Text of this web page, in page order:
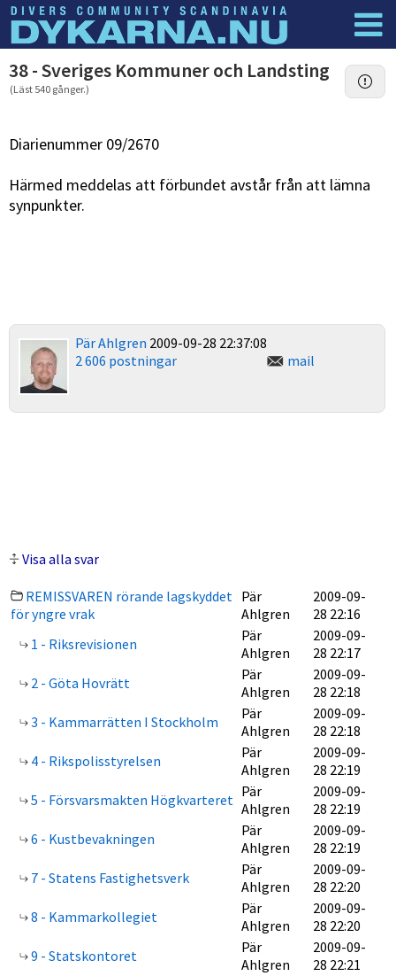
Dyknyheter Logga in
38 - Sveriges Kommuner och Landsting
(Läst 540 gånger.)
Diarienummer 09/2670
Härmed meddelas att förbundet avstår från att lämna
synpunkter.
Pär Ahlgren 2009-09-28 22:37:08
2 606 postningar
mail
Visa alla svar
REMISSVAREN rörande lagskyddet
för yngre vrak
Pär
Ahlgren
2009-09-
28 22:16
1 - Riksrevisionen
Pär
Ahlgren
2009-09-
28 22:17
2 - Göta Hovrätt
Pär
Ahlgren
2009-09-
28 22:18
3 - Kammarrätten I Stockholm
Pär
Ahlgren
2009-09-
28 22:18
4 - Rikspolisstyrelsen
Pär
Ahlgren
2009-09-
28 22:19
5 - Försvarsmakten Högkvarteret Pär
Ahlgren
2009-09-
28 22:19
6 - Kustbevakningen
Pär
Ahlgren
2009-09-
28 22:19
7 - Statens Fastighetsverk
Pär
Ahlgren
2009-09-
28 22:20
8 - Kammarkollegiet
Pär
Ahlgren
2009-09-
28 22:20
9 - Statskontoret
Pär
Ahlgren
2009-09-
28 22:21